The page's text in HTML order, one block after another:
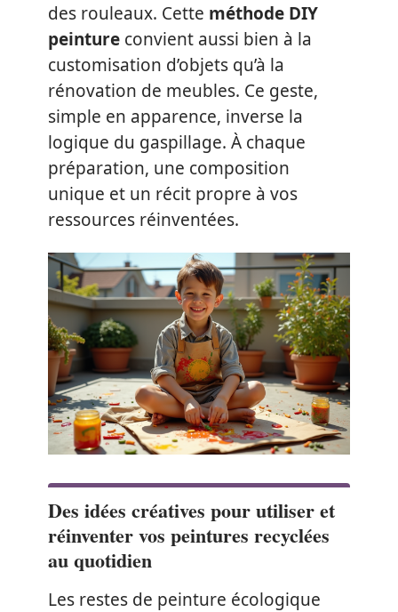
des rouleaux. Cette méthode DIY
peinture convient aussi bien à la
customisation d’objets qu’à la
rénovation de meubles. Ce geste,
simple en apparence, inverse la
logique du gaspillage. À chaque
préparation, une composition
unique et un récit propre à vos
ressources réinventées.
Des idées créatives pour utiliser et
réinventer vos peintures recyclées
au quotidien
Les restes de peinture écologique